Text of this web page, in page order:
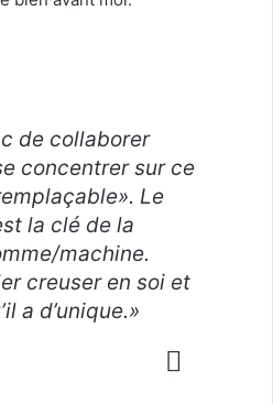
de collaborer
concentrer sur ce
Le
la clé de la
machine.
creuser en soi et
a d’unique.»